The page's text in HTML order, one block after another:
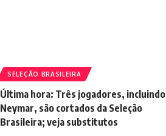
SELEÇÃO BRASILEIRA
Última hora: Três jogadores, incluindo
Neymar, são cortados da Seleção
Brasileira; veja substitutos